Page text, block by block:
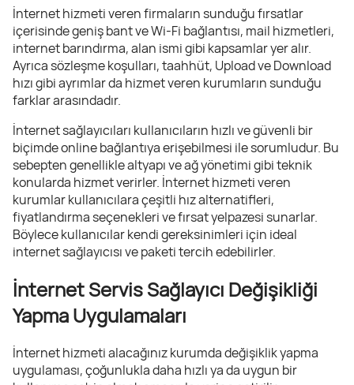
İnternet hizmeti veren firmaların sunduğu fırsatlar
içerisinde geniş bant ve Wi-Fi bağlantısı, mail hizmetleri,
internet barındırma, alan ismi gibi kapsamlar yer alır.
Ayrıca sözleşme koşulları, taahhüt, Upload ve Download
hızı gibi ayrımlar da hizmet veren kurumların sunduğu
farklar arasındadır.
İnternet sağlayıcıları kullanıcıların hızlı ve güvenli bir
biçimde online bağlantıya erişebilmesi ile sorumludur. Bu
sebepten genellikle altyapı ve ağ yönetimi gibi teknik
konularda hizmet verirler. İnternet hizmeti veren
kurumlar kullanıcılara çeşitli hız alternatifleri,
fiyatlandırma seçenekleri ve fırsat yelpazesi sunarlar.
Böylece kullanıcılar kendi gereksinimleri için ideal
internet sağlayıcısı ve paketi tercih edebilirler.
İnternet Servis Sağlayıcı Değişikliği
Yapma Uygulamaları
İnternet hizmeti alacağınız kurumda değişiklik yapma
uygulaması, çoğunlukla daha hızlı ya da uygun bir